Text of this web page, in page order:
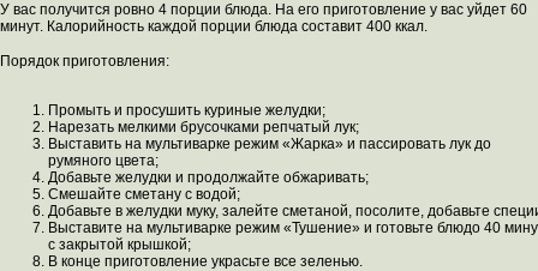
У вас получится ровно 4 порции блюда. На его приготовление у вас уйдет 60
минут. Калорийность каждой порции блюда составит 400 ккал.
Порядок приготовления:
Промыть и просушить куриные желудки;
Нарезать мелкими брусочками репчатый лук;
Выставить на мультиварке режим «Жарка» и пассировать лук до
румяного цвета;
Добавьте желудки и продолжайте обжаривать;
Смешайте сметану с водой;
Добавьте в желудки муку, залейте сметаной, посолите, добавьте
Выставите на мультиварке режим «Тушение» и готовьте блюдо 40
с закрытой крышкой;
В конце приготовление украсьте все зеленью.